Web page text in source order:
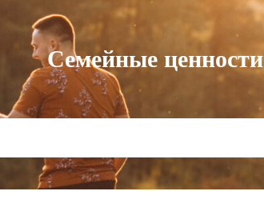
Семейные ценности